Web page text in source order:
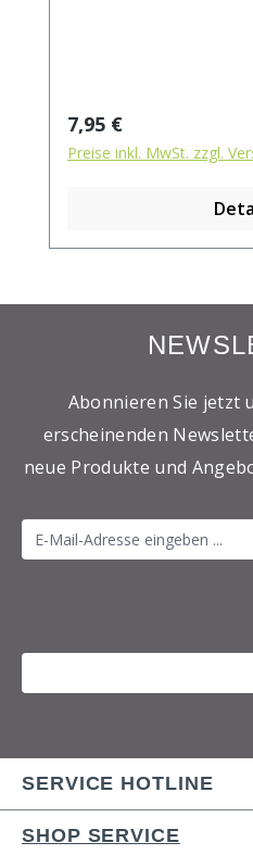
Regulärer Preis:
7,95 €
Preise inkl. MwSt. zzgl.
Abonnieren Sie jetzt
erscheinenden
neue Produkte und
SERVICE HOTLINE
SHOP SERVICE